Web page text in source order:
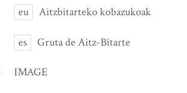
eu
Aitzbitarteko kobazukoak
es Gruta de Aitz-Bitarte
IMAGE